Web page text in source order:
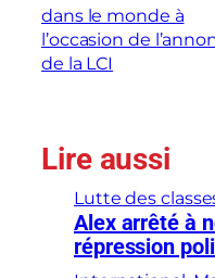
dans le monde à
l’occasion de
de la LCI
Lire aussi
Lutte des
Alex arrêté à
répression